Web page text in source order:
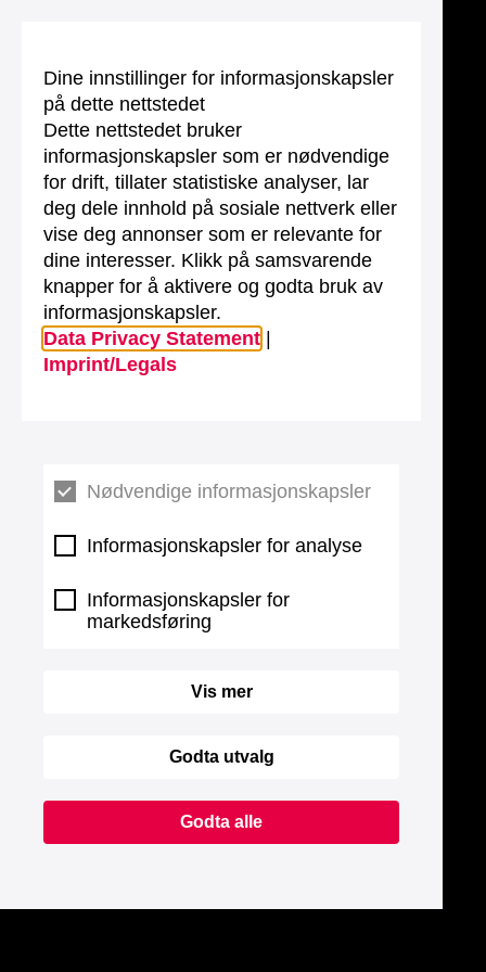
Dine innstillinger for informasjonskapsler
på dette nettstedet
Dette nettstedet bruker
informasjonskapsler som er nødvendige
for drift, tillater statistiske analyser, lar
deg dele innhold på sosiale nettverk eller
vise deg annonser som er relevante for
dine interesser. Klikk på samsvarende
knapper for å aktivere og godta bruk av
informasjonskapsler.
Data Privacy Statement
Imprint/Legals
Nødvendige informasjonskapsler
Informasjonskapsler for analyse
Informasjonskapsler for
markedsføring
Vis mer
Godta utvalg
Godta alle